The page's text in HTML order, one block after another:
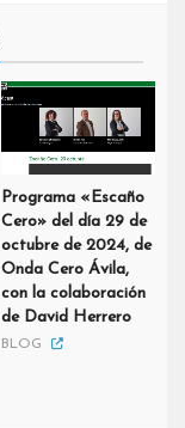
Programa «Escaño
Cero» del día 29 de
octubre de 2024, de
Onda Cero Ávila,
con la colaboración
de David Herrero
BLOG